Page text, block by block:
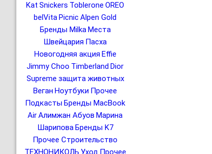
Kat Snickers Toblerone OREO
belVita Picnic Alpen Gold
Бренды Milka Места
Швейцария Пасха
Новогодняя акция Effie
Jimmy Choo Timberland Dior
Supreme защита животных
Веган Ноутбуки Прочее
Подкасты Бренды MacBook
AirАлимжан Абуов Марина
Шарипова Бренды K7
Прочее Строительство